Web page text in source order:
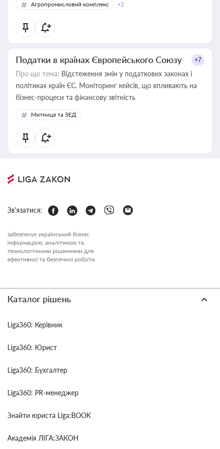
Агропромисловий комплекс
+2
Податки в країнах Європейського Союзу +7
Про що тема: Відстеження змін у податкових законах і
політиках країн ЄС. Моніторинг кейсів, що впливають на
бізнес-процеси та фінансову звітність
Митниця та ЗЕД
Зв'язатися:
забезпечує український бізнес
інформацією, аналітикою та
технологічними рішеннями для
ефективної та безпечної роботи.
Каталог рішень
Liga360: Керівник
Liga360: Юрист
Liga360: Бухгалтер
Liga360: PR-менеджер
Знайти юриста Liga:BOOK
Академія ЛІГА:ЗАКОН